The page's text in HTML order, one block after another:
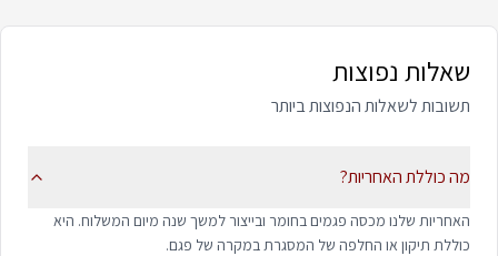
שאלות נפוצות
תשובות לשאלות הנפוצות ביותר
מה כוללת האחריות?
האחריות שלנו מכסה פגמים בחומר ובייצור למשך שנה מיום המשלוח. היא
כוללת תיקון או החלפה של המסגרת במקרה של פגם.